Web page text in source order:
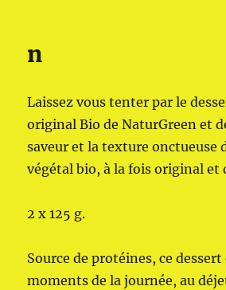
n
Laissez vous tenter par le
original Bio de NaturGreen et
saveur et la texture onctueuse
végétal bio, à la fois original et
2 x 125 g.
Source de protéines, ce
moments de la journée, au